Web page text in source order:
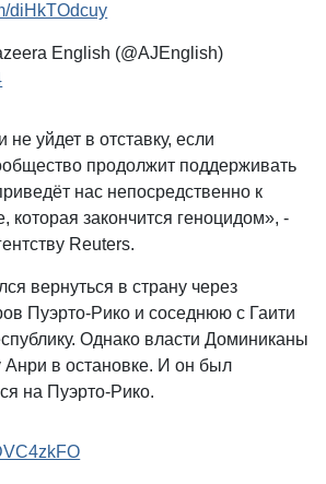
diHkTOdcuy
English (@AJEnglish)
уйдет в отставку, если
продолжит поддерживать
нас непосредственно к
которая закончится геноцидом», -
Reuters.
вернуться в страну через
Пуэрто-Рико и соседнюю с Гаити
Однако власти Доминиканы
Анри в остановке. И он был
на Пуэрто-Рико.